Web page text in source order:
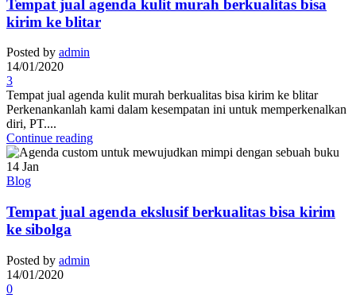
Tempat jual agenda kulit murah berkualitas bisa
kirim ke blitar
Posted by admin
14/01/2020
3
Tempat jual agenda kulit murah berkualitas bisa kirim ke blitar
Perkenankanlah kami dalam kesempatan ini untuk memperkenalkan
diri, PT....
Continue reading
14 Jan
Blog
Tempat jual agenda ekslusif berkualitas bisa kirim
ke sibolga
Posted by admin
14/01/2020
0